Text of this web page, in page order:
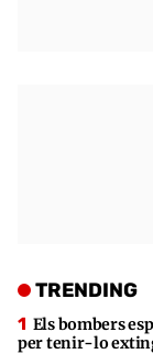
TRENDING
Els bombers
per tenir-lo